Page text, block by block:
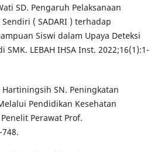
SD. Pengaruh Pelaksanaan
( SADARI ) terhadap
Siswi dalam Upaya Deteksi
SMK. LEBAH IHSA Inst. 2022;16(1):1-
SN. Peningkatan
Pendidikan Kesehatan
Perawat Prof.